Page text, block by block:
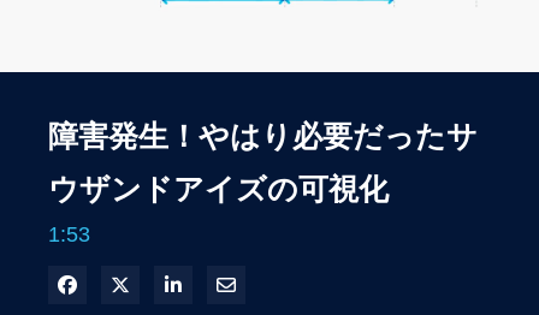
障害発生！やはり必要だったサ
ウザンドアイズの可視化
1:53
Facebook で共有
Xで共有する
LinkedIn で共有
電子メールで共有